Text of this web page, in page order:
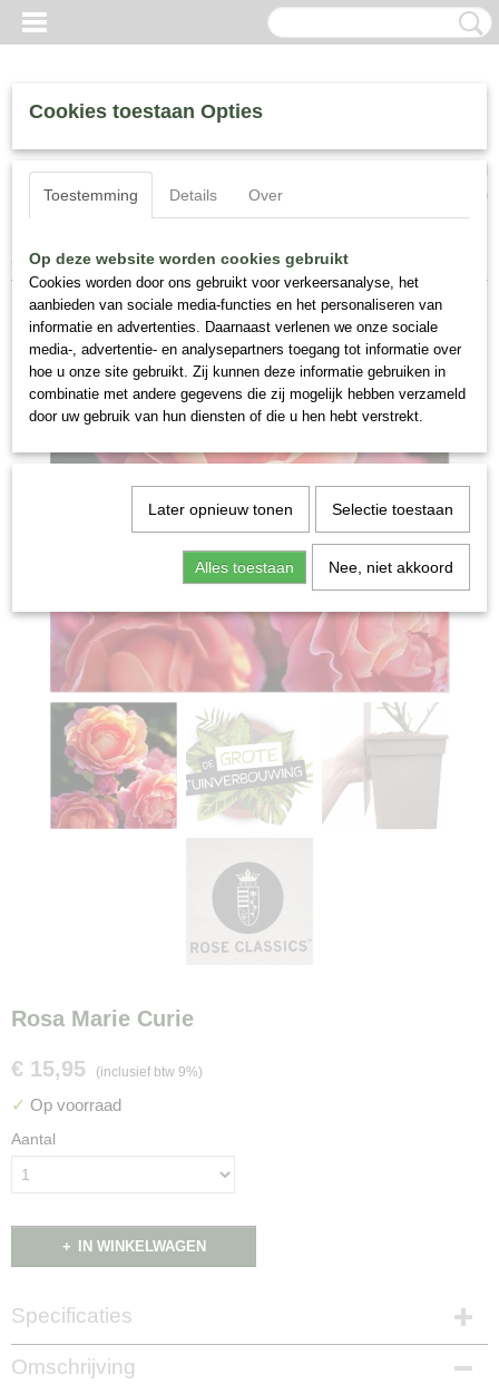
Inloggen Registreren
(0)
Home >Matthijs Plantenpaleis Specials>Rosa Marie Curie
Rosa Marie Curie
€ 15,95 (inclusief btw 9%)
✓ Op voorraad
Aantal
IN WINKELWAGEN
Specificaties
Productcode
NG14937
Omschrijving
Cookies toestaan Opties
Toestemming Details Over
Op deze website worden cookies gebruikt
Cookies worden door ons gebruikt voor verkeersanalyse, het
aanbieden van sociale media-functies en het personaliseren van
informatie en advertenties. Daarnaast verlenen we onze sociale
media-, advertentie- en analysepartners toegang tot informatie over
hoe u onze site gebruikt. Zij kunnen deze informatie gebruiken in
combinatie met andere gegevens die zij mogelijk hebben verzameld
door uw gebruik van hun diensten of die u hen hebt verstrekt.
Later opnieuw tonen Selectie toestaan
Alles toestaan Nee, niet akkoord